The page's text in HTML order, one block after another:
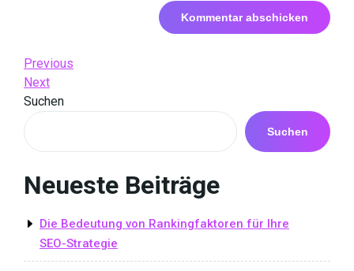
Beitrags-
Navigation
Previous
Post
Previous
Next
Post
Next
Suchen
Suchen
Neueste Beiträge
Die Bedeutung von Rankingfaktoren für Ihre
SEO-Strategie